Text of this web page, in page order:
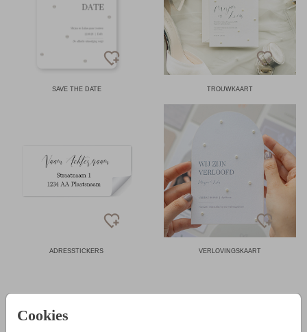
Cookies
SAVE THE DATE TROUWKAART
ADRESSTICKERS VERLOVINGSKAART
TROUWKAARTENSETS MAKEN